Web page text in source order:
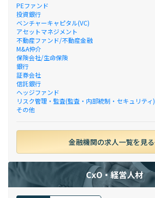
PEファンド
投資銀行
ベンチャーキャピタル(VC)
アセットマネジメント
不動産ファンド/不動産金融
M&A仲介
保険会社/生命保険
銀行
証券会社
信託銀行
ヘッジファンド
リスク管理・監査(監査・内部統制・セキュリティ)
その他
金融機関の求人一覧を見る
CxO・経営人材